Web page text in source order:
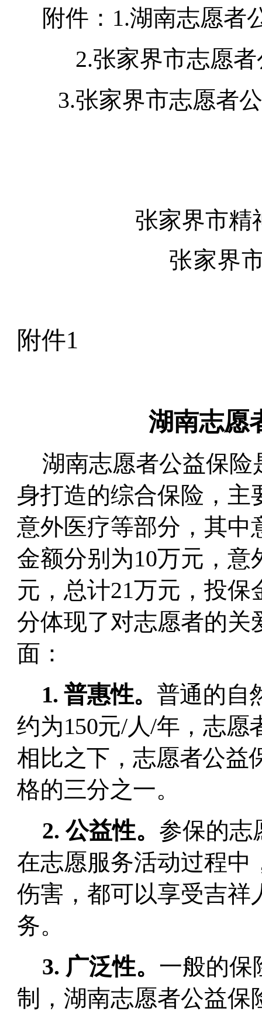
附件： 1.湖南志愿者
2.张家界市志愿
3.张家界市志愿者
张家界市精
张家界
附件1
湖南志愿
湖南志愿者公益保
身打造的综合保险，主
意外医疗等部分，其中
金额分别为10万元，意
元，总计21万元，投保
分体现了对志愿者的关
面：
1.普惠性。 普通的自
约为150元/人/年，志愿
相比之下，志愿者公益
格的三分之一。
2.公益性。 参保的志
在志愿服务活动过程中
伤害，都可以享受吉祥
务。
3. 广泛性。 一般的保
制，湖南志愿者公益保